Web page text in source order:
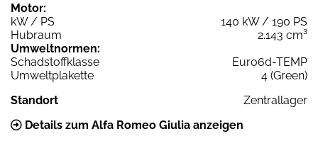
Motor:
kW / PS
140 kW / 190 PS
Hubraum
2.143 cm³
Umweltnormen:
Schadstoffklasse
Euro6d-TEMP
Umweltplakette
4 (Green)
Standort
Zentrallager
Details zum Alfa Romeo Giulia anzeigen